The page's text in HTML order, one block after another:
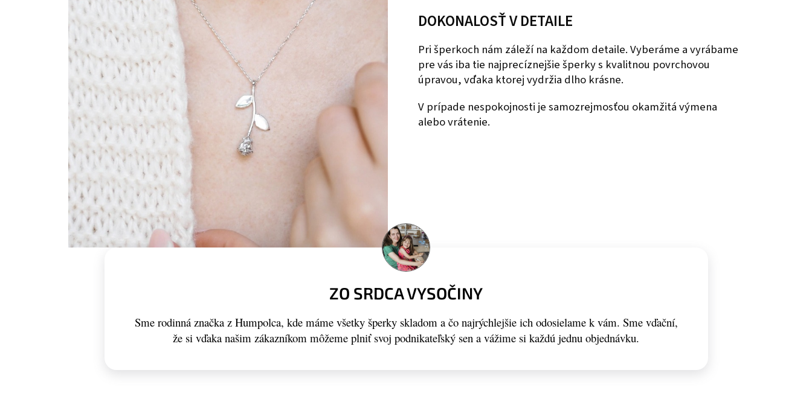
DOKONALOSŤ V DETAILE
Pri šperkoch nám záleží na každom detaile. Vyberáme a vyrábame
pre vás iba tie najprecíznejšie šperky s kvalitnou povrchovou
úpravou, vďaka ktorej vydržia dlho krásne.
V prípade nespokojnosti je samozrejmosťou okamžitá výmena
alebo vrátenie.
ZO SRDCA VYSOČINY
Sme rodinná značka z Humpolca, kde máme všetky šperky skladom a čo najrýchlejšie ich odosielame k vám. Sme vďační,
že si vďaka našim zákazníkom môžeme plniť svoj podnikateľský sen a vážime si každú jednu objednávku.